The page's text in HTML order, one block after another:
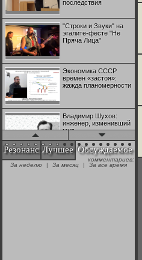
последствия
"Строки и Звуки" на
эгалите-фесте "Не
Пряча Лица"
Экономика СССР
времен «застоя»:
жажда планомерности
Владимир Шухов:
инженер, изменивший
мир
"Аркадий Коц" на
эгалите-фесте "Не
Резонанс Лучшее Обсуждаемое
комментариев:
За неделю
| За месяц | За все время